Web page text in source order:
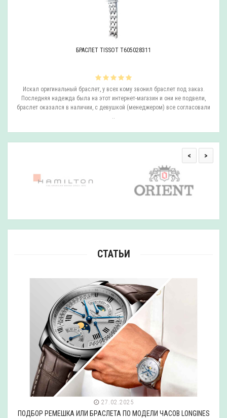
БРАСЛЕТ TISSOT T605028311
Искал оригинальный браслет, у всех кому звонил браслет под заказ.
Последняя надежда была на этот интернет-магазин и они не подвели,
браслет оказался в наличии, с девушкой (менеджером) все согласовали
..
< >
СТАТЬИ
27.02.2025
ПОДБОР РЕМЕШКА ИЛИ БРАСЛЕТА ПО МОДЕЛИ ЧАСОВ LONGINES